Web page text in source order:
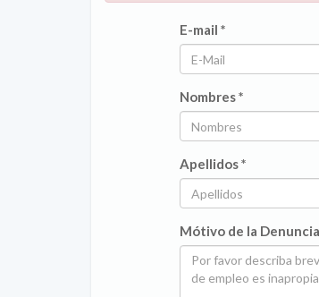
E-mail *
Nombres *
Apellidos *
Mótivo de la